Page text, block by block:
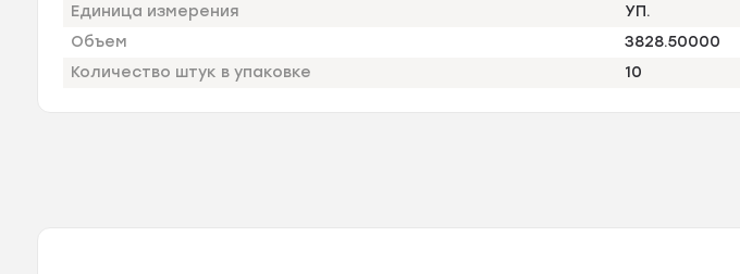
Единица измерения
УП.
Объем
3828.50000
Количество штук в упаковке
10